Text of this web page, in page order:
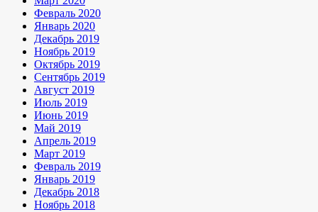
Февраль 2020
Январь 2020
Декабрь 2019
Ноябрь 2019
Октябрь 2019
Сентябрь 2019
Август 2019
Июль 2019
Июнь 2019
Май 2019
Апрель 2019
Март 2019
Февраль 2019
Январь 2019
Декабрь 2018
Ноябрь 2018